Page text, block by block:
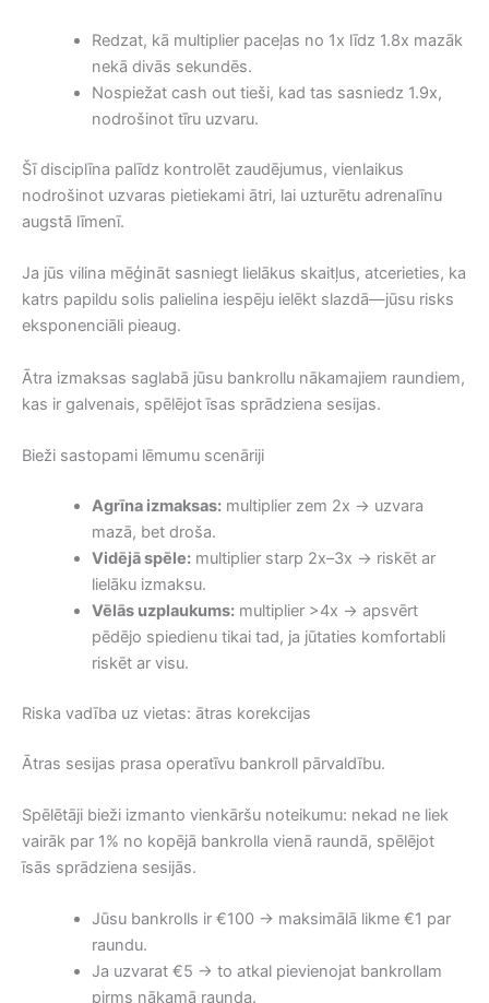
Redzat, kā multiplier paceļas no 1x līdz 1.8x mazāk
nekā divās sekundēs.
Nospiežat cash out tieši, kad tas sasniedz 1.9x,
nodrošinot tīru uzvaru.
Šī disciplīna palīdz kontrolēt zaudējumus, vienlaikus
nodrošinot uzvaras pietiekami ātri, lai uzturētu adrenalīnu
augstā līmenī.
Ja jūs vilina mēģināt sasniegt lielākus skaitļus, atcerieties, ka
katrs papildu solis palielina iespēju ielēkt slazdā—jūsu risks
eksponenciāli pieaug.
Ātra izmaksas saglabā jūsu bankrollu nākamajiem raundiem,
kas ir galvenais, spēlējot īsas sprādziena sesijas.
Bieži sastopami lēmumu scenāriji
Agrīna izmaksas:multiplier zem 2x → uzvara
mazā, bet droša.
Vidējā spēle:multiplier starp 2x–3x → riskēt ar
lielāku izmaksu.
Vēlās uzplaukums:multiplier >4x → apsvērt
pēdējo spiedienu tikai tad, ja jūtaties komfortabli
riskēt ar visu.
Riska vadība uz vietas: ātras korekcijas
Ātras sesijas prasa operatīvu bankroll pārvaldību.
Spēlētāji bieži izmanto vienkāršu noteikumu: nekad ne liek
vairāk par 1% no kopējā bankrolla vienā raundā, spēlējot
īsās sprādziena sesijās.
Jūsu bankrolls ir €100 → maksimālā likme €1 par
raundu.
Ja uzvarat €5 → to atkal pievienojat bankrollam
pirms nākamā raunda.